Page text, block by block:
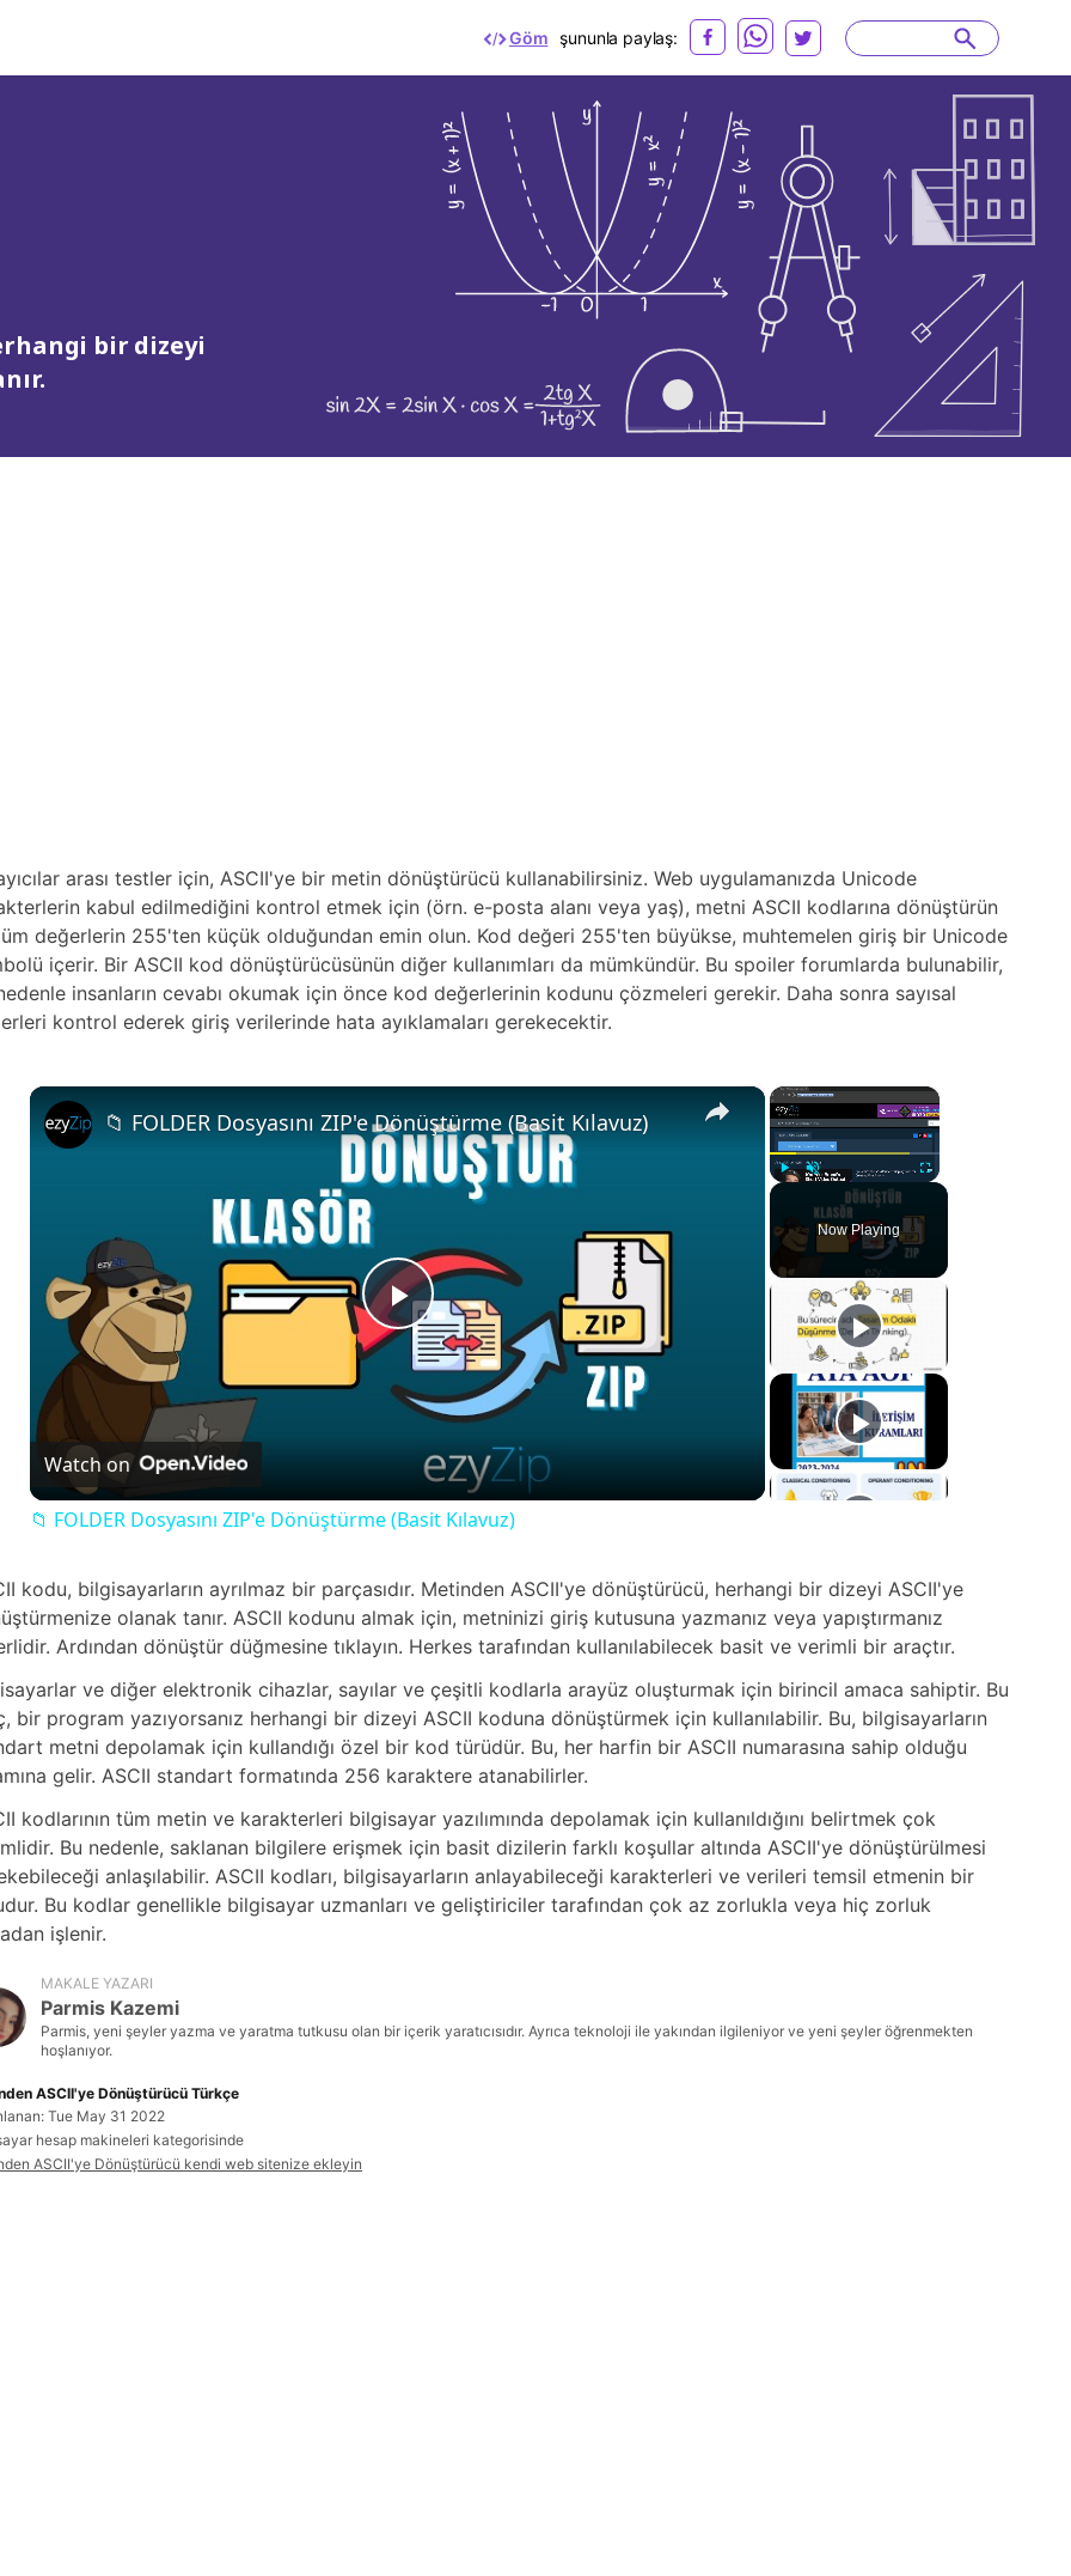
Göm şununla paylaş:
bir dizeyi
arası testler için, ASCII'ye bir metin dönüştürücü kullanabilirsiniz. Web uygulamanızda Unicode
kabul edilmediğini kontrol etmek için (örn. e-posta alanı veya yaş), metni ASCII kodlarına dönüştürün
değerlerin 255'ten küçük olduğundan emin olun. Kod değeri 255'ten büyükse, muhtemelen giriş bir Unicode
içerir. Bir ASCII kod dönüştürücüsünün diğer kullanımları da mümkündür. Bu spoiler forumlarda bulunabilir,
insanların cevabı okumak için önce kod değerlerinin kodunu çözmeleri gerekir. Daha sonra sayısal
kontrol ederek giriş verilerinde hata ayıklamaları gerekecektir.
×
Fullscreen
Now Playing
×
P
l
a
V
i
d
e
o
📁 FOLDER Dosyasını ZIP'e Dönüştürme (Basit Kılavuz)
Watch on
📁 FOLDER Dosyasını ZIP'e Dönüştürme (Basit Kılavuz)
kodu, bilgisayarların ayrılmaz bir parçasıdır. Metinden ASCII'ye dönüştürücü, herhangi bir dizeyi ASCII'ye
olanak tanır. ASCII kodunu almak için, metninizi giriş kutusuna yazmanız veya yapıştırmanız
Ardından dönüştür düğmesine tıklayın. Herkes tarafından kullanılabilecek basit ve verimli bir araçtır.
ve diğer elektronik cihazlar, sayılar ve çeşitli kodlarla arayüz oluşturmak için birincil amaca sahiptir. Bu
bir program yazıyorsanız herhangi bir dizeyi ASCII koduna dönüştürmek için kullanılabilir. Bu, bilgisayarların
metni depolamak için kullandığı özel bir kod türüdür. Bu, her harfin bir ASCII numarasına sahip olduğu
gelir. ASCII standart formatında 256 karaktere atanabilirler.
kodlarının tüm metin ve karakterleri bilgisayar yazılımında depolamak için kullanıldığını belirtmek çok
Bu nedenle, saklanan bilgilere erişmek için basit dizilerin farklı koşullar altında ASCII'ye dönüştürülmesi
anlaşılabilir. ASCII kodları, bilgisayarların anlayabileceği karakterleri ve verileri temsil etmenin bir
Bu kodlar genellikle bilgisayar uzmanları ve geliştiriciler tarafından çok az zorlukla veya hiç zorluk
işlenir.
MAKALE YAZARI
Parmis Kazemi
Parmis, yeni şeyler yazma ve yaratma tutkusu olan bir içerik yaratıcısıdır. Ayrıca teknoloji ile yakından ilgileniyor ve yeni şeyler öğrenmekten
hoşlanıyor.
ASCII'ye Dönüştürücü Türkçe
Tue May 31 2022
hesap makineleri kategorisinde
ASCII'ye Dönüştürücü kendi web sitenize ekleyin